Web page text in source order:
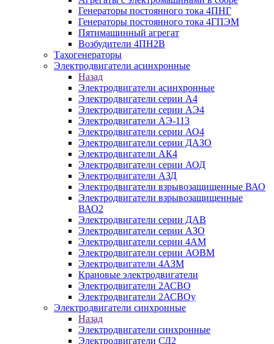
Генераторы постоянного тока 4ПНГ
Генераторы постоянного тока 4ГПЭМ
Пятимашинный агрегат
Возбудители 4ПН2В
Тахогенераторы
Электродвигатели асинхронные
Назад
Электродвигатели асинхронные
Электродвигатели серии А4
Электродвигатели серии АЭ4
Электродвигатели АЭ-113
Электродвигатели серии АО4
Электродвигатели серии ДАЗО
Электродвигатели АК4
Электродвигатели серии АОД
Электродвигатели АЗД
Электродвигатели взрывозащищенные ВАО
Электродвигатели взрывозащищенные
ВАО2
Электродвигатели серии ДАВ
Электродвигатели серии АЗО
Электродвигатели серии 4АМ
Электродвигатели серии АОВМ
Электродвигатели 4АЗМ
Крановые электродвигатели
Электродвигатели 2АСВО
Электродвигатели 2АСВОу
Электродвигатели синхронные
Назад
Электродвигатели синхронные
Электродвигатели СД2